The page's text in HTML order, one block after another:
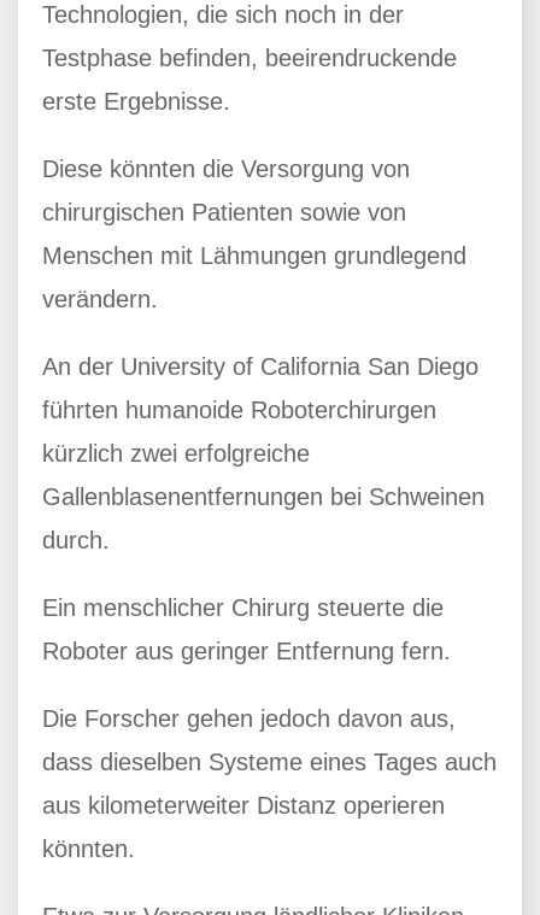
Technologien, die sich noch in der
Testphase befinden, beeirendruckende
erste Ergebnisse.
Diese könnten die Versorgung von
chirurgischen Patienten sowie von
Menschen mit Lähmungen grundlegend
verändern.
An der University of California San Diego
führten humanoide Roboterchirurgen
kürzlich zwei erfolgreiche
Gallenblasenentfernungen bei Schweinen
durch.
Ein menschlicher Chirurg steuerte die
Roboter aus geringer Entfernung fern.
Die Forscher gehen jedoch davon aus,
dass dieselben Systeme eines Tages auch
aus kilometerweiter Distanz operieren
könnten.